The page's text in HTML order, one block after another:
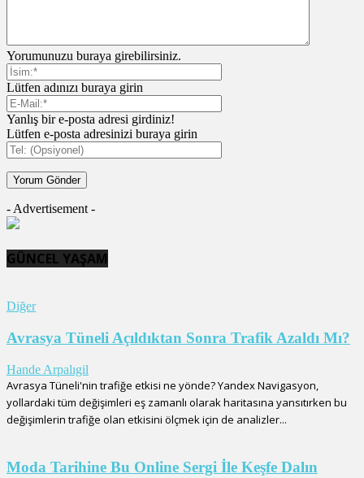
Yorumunuzu buraya girebilirsiniz.
Lütfen adınızı buraya girin
Yanlış bir e-posta adresi girdiniz!
Lütfen e-posta adresinizi buraya girin
- Advertisement -
GÜNCEL YAŞAM
Diğer
Avrasya Tüneli Açıldıktan Sonra Trafik Azaldı Mı?
Hande Arpalıgil
Avrasya Tüneli'nin trafiğe etkisi ne yönde? Yandex Navigasyon,
yollardaki tüm değişimleri eş zamanlı olarak haritasına yansıtırken bu
değişimlerin trafiğe olan etkisini ölçmek için de analizler...
Moda Tarihine Bu Online Sergi İle Keşfe Dalın